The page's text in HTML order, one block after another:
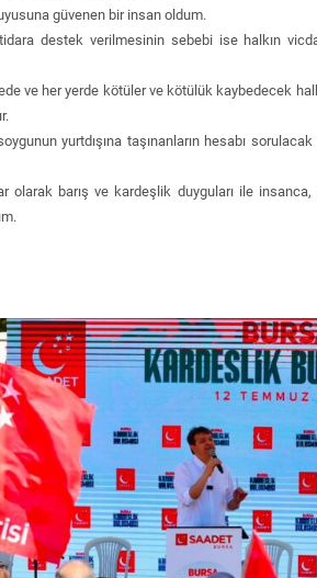
güvenen bir insan oldum.
destek verilmesinin sebebi ise halkın
ve her yerde kötüler ve kötülük kaybedecek
yurtdışına taşınanların hesabı
olarak barış ve kardeşlik duyguları ile